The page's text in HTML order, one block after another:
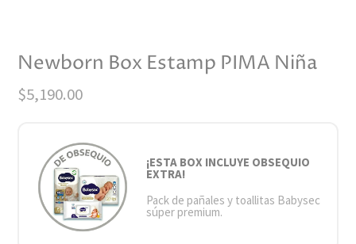
Newborn Box Estamp PIMA Niña
$5,190.00
¡ESTA BOX INCLUYE OBSEQUIO
EXTRA!
Pack de pañales y toallitas Babysec
súper premium.